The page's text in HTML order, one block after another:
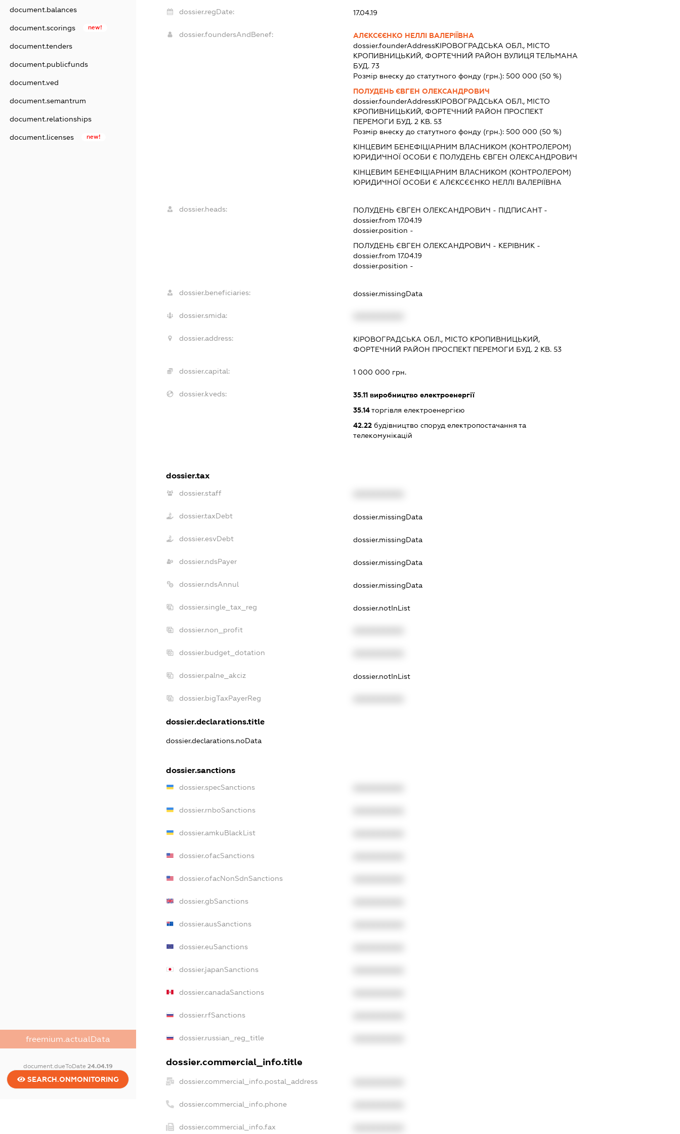
document.balances
document.scorings new!
document.tenders
document.publicfunds
document.ved
document.semantrum
document.relationships
document.licenses new!
freemium.actualData
document.dueToDate 24.04.19
SEARCH.ONMONITORING
dossier.regDate: 17.04.19
dossier.foundersAndBenef:
АЛЄКСЄЄНКО НЕЛЛІ ВАЛЕРІЇВНА
dossier.founderAddressКІРОВОГРАДСЬКА ОБЛ., МІСТО
КРОПИВНИЦЬКИЙ, ФОРТЕЧНИЙ РАЙОН ВУЛИЦЯ ТЕЛЬМАНА
БУД. 73
Розмір внеску до статутного фонду (грн.):500 000 (50 %)
ПОЛУДЕНЬ ЄВГЕН ОЛЕКСАНДРОВИЧ
dossier.founderAddressКІРОВОГРАДСЬКА ОБЛ., МІСТО
КРОПИВНИЦЬКИЙ, ФОРТЕЧНИЙ РАЙОН ПРОСПЕКТ
ПЕРЕМОГИ БУД. 2 КВ. 53
Розмір внеску до статутного фонду (грн.):500 000 (50 %)
КІНЦЕВИМ БЕНЕФІЦІАРНИМ ВЛАСНИКОМ (КОНТРОЛЕРОМ)
ЮРИДИЧНОЇ ОСОБИ Є ПОЛУДЕНЬ ЄВГЕН ОЛЕКСАНДРОВИЧ
КІНЦЕВИМ БЕНЕФІЦІАРНИМ ВЛАСНИКОМ (КОНТРОЛЕРОМ)
ЮРИДИЧНОЇ ОСОБИ Є АЛЄКСЄЄНКО НЕЛЛІ ВАЛЕРІЇВНА
dossier.heads: ПОЛУДЕНЬ ЄВГЕН ОЛЕКСАНДРОВИЧ - ПІДПИСАНТ-
dossier.from 17.04.19
dossier.position -
ПОЛУДЕНЬ ЄВГЕН ОЛЕКСАНДРОВИЧ - КЕРІВНИК -
dossier.from 17.04.19
dossier.position -
dossier.beneficiaries: dossier.missingData
dossier.smida:
dossier.address:
КІРОВОГРАДСЬКА ОБЛ., МІСТО КРОПИВНИЦЬКИЙ,
ФОРТЕЧНИЙ РАЙОН ПРОСПЕКТ ПЕРЕМОГИ БУД. 2 КВ. 53
dossier.capital: 1 000 000 грн.
dossier.kveds: 35.11 виробництво електроенергії
35.14торгівля електроенергією
42.22 будівництво споруд електропостачання та
телекомунікацій
dossier.tax
dossier.staff
dossier.taxDebt dossier.missingData
dossier.esvDebt dossier.missingData
dossier.ndsPayer dossier.missingData
dossier.ndsAnnul dossier.missingData
dossier.single_tax_reg dossier.notInList
dossier.non_profit
dossier.budget_dotation
dossier.palne_akciz dossier.notInList
dossier.bigTaxPayerReg
dossier.declarations.title
dossier.declarations.noData
dossier.sanctions
dossier.specSanctions
dossier.rnboSanctions
dossier.amkuBlackList
dossier.ofacSanctions
dossier.ofacNonSdnSanctions
dossier.gbSanctions
dossier.ausSanctions
dossier.euSanctions
dossier.japanSanctions
dossier.canadaSanctions
dossier.rfSanctions
dossier.russian_reg_title
dossier.commercial_info.title
dossier.commercial_info.postal_address
dossier.commercial_info.phone
dossier.commercial_info.fax